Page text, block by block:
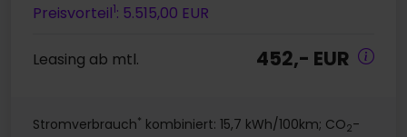
Preisvorteil1: 5.515,00 EUR
Leasing ab mtl. 452,- EUR
Stromverbrauch* kombiniert: 15,7 kWh/100km; CO2-